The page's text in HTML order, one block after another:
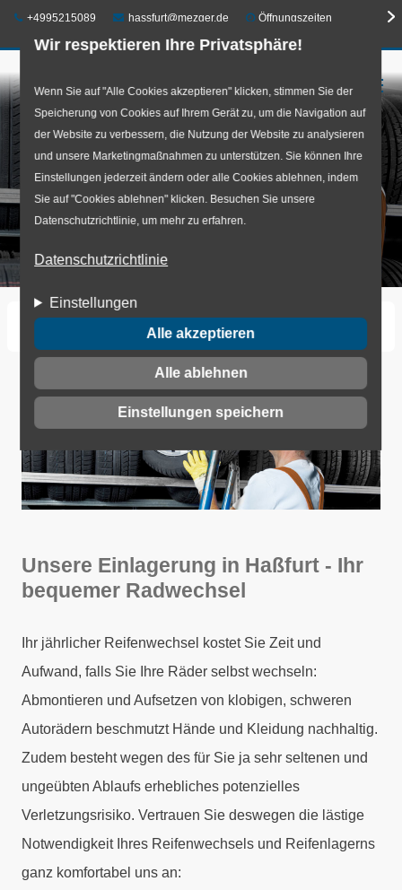
Wir respektieren Ihre Privatsphäre!
Wenn Sie auf "Alle Cookies akzeptieren" klicken, stimmen Sie der
Speicherung von Cookies auf Ihrem Gerät zu, um die Navigation auf
der Website zu verbessern, die Nutzung der Website zu analysieren
und unsere Marketingmaßnahmen zu unterstützen. Sie können Ihre
Einstellungen jederzeit ändern oder alle Cookies ablehnen, indem
Sie auf "Cookies ablehnen" klicken. Besuchen Sie unsere
Datenschutzrichtlinie, um mehr zu erfahren.
Datenschutzrichtlinie
Einstellungen
Alle akzeptieren
Alle ablehnen
Einstellungen speichern
Direkt
zum
Inhalt
Telefon:
+4995215089 E-Mail:hassfurt@mezger.de Öffnungszeiten
☰
Startseite Einlagerung
Einlagerung
Unsere Einlagerung in Haßfurt - Ihr
bequemer Radwechsel
Ihr jährlicher Reifenwechsel kostet Sie Zeit und
Aufwand, falls Sie Ihre Räder selbst wechseln:
Abmontieren und Aufsetzen von klobigen, schweren
Autorädern beschmutzt Hände und Kleidung nachhaltig.
Zudem besteht wegen des für Sie ja sehr seltenen und
ungeübten Ablaufs erhebliches potenzielles
Verletzungsrisiko. Vertrauen Sie deswegen die lästige
Notwendigkeit Ihres Reifenwechsels und Reifenlagerns
ganz komfortabel uns an: